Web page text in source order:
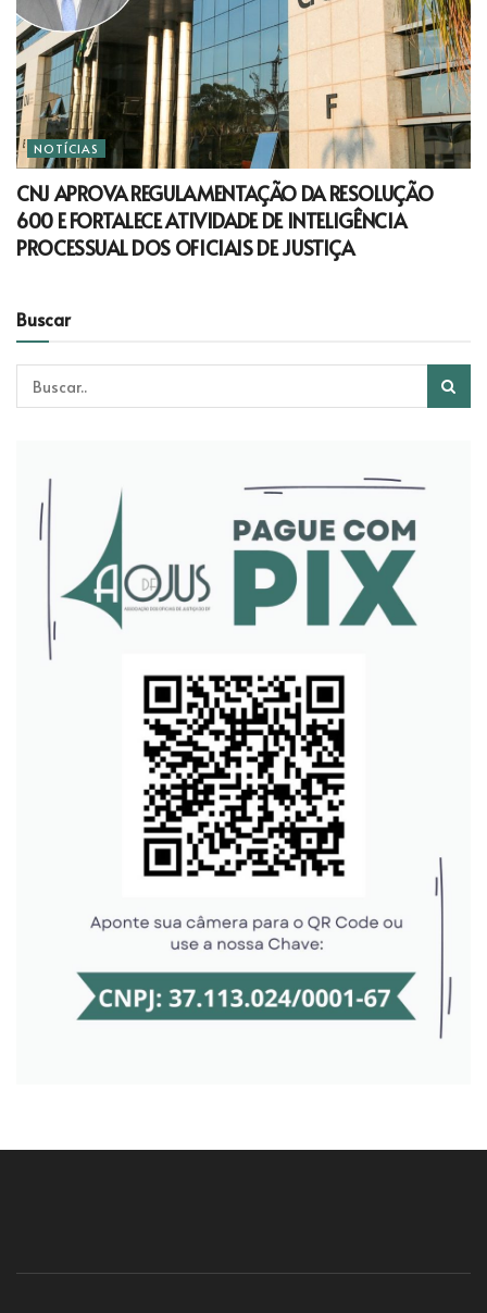
NOTÍCIAS
CNJ APROVA REGULAMENTAÇÃO DA RESOLUÇÃO
600 E FORTALECE ATIVIDADE DE INTELIGÊNCIA
PROCESSUAL DOS OFICIAIS DE JUSTIÇA
Buscar